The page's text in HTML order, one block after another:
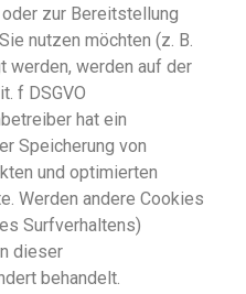
zur Bereitstellung
nutzen möchten (z. B.
werden, werden auf der
f DSGVO
hat ein
Speicherung von
und optimierten
Werden andere Cookies
Surfverhaltens)
dieser
behandelt.